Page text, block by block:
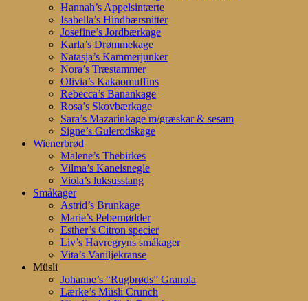
Hannah’s Appelsintærte
Isabella’s Hindbærsnitter
Josefine’s Jordbærkage
Karla’s Drømmekage
Natasja’s Kammerjunker
Nora’s Træstammer
Olivia’s Kakaomuffins
Rebecca’s Banankage
Rosa’s Skovbærkage
Sara’s Mazarinkage m/græskar & sesam
Signe’s Gulerodskage
Wienerbrød
Malene’s Thebirkes
Vilma’s Kanelsnegle
Viola’s luksusstang
Småkager
Astrid’s Brunkage
Marie’s Pebernødder
Esther’s Citron specier
Liv’s Havregryns småkager
Vita’s Vaniljekranse
Müsli
Johanne’s “Rugbrøds” Granola
Lærke’s Müsli Crunch